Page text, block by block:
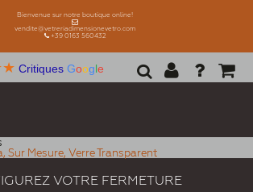
Bienvenue sur notre boutique online!
vendite@vetreriadimensionevetro.com
+39 0163 560432
Critiques Google
Sur Mesure, Verre Transparent
VOTRE FERMETURE